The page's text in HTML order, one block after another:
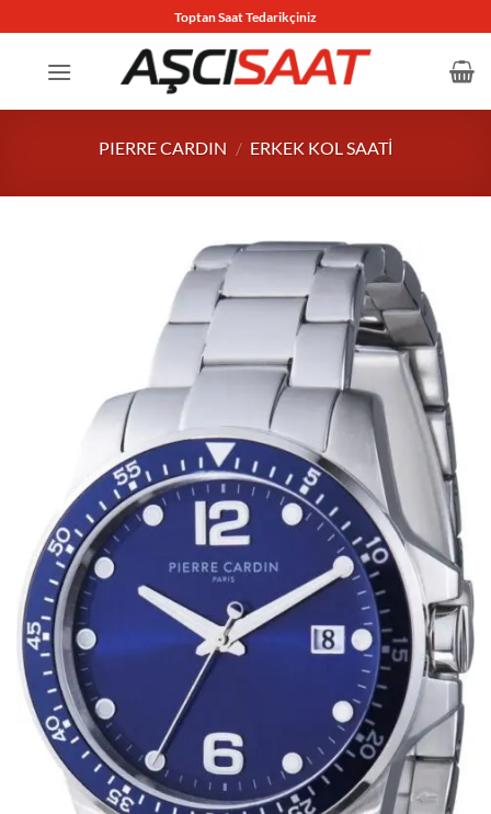
atla
Toptan Saat Tedarikçiniz
PIERRE CARDIN / ERKEK KOL SAATI